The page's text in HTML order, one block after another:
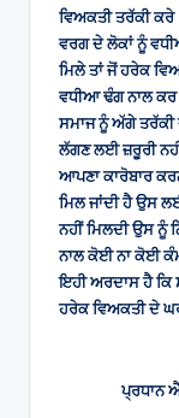
ਵਿਅਕਤੀ ਤਰੱਕੀ
ਵਰਗ ਦੇ ਲੋਕਾਂ ਨੂੰ
ਮਿਲੇ ਤਾਂ ਜੋਂ ਹਰੇਕ
ਵਧੀਆ ਢੰਗ ਨਾਲ
ਸਮਾਜ ਨੂੰ ਅੱਗੇ ਤਰੱਕੀ
ਲੱਗਣ ਲਈ ਜ਼ਰੂਰੀ
ਆਪਣਾ ਕਾਰੋਬਾਰ
ਮਿਲ ਜਾਂਦੀ ਹੈ ਉਸ
ਨਹੀਂ ਮਿਲਦੀ ਉਸ ਨੂੰ
ਨਾਲ ਕੋਈ ਨਾ ਕੋਈ
ਇਹੀ ਅਰਦਾਸ ਹੈ ਕਿ
ਹਰੇਕ ਵਿਅਕਤੀ ਦੇ
ਪ੍ਰਧਾਨ